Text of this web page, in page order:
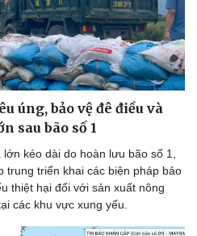
úng, bảo vệ đê điều và
sau bão số 1
kéo dài do hoàn lưu bão số 1,
trung triển khai các biện pháp bảo
thiệt hại đối với sản xuất nông
các khu vực xung yếu.